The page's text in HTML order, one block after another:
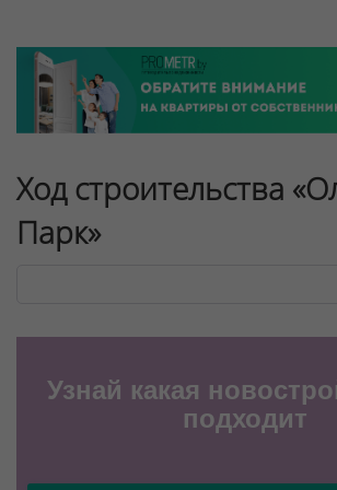
Ход строительства
Парк»
Узнай какая
подходит